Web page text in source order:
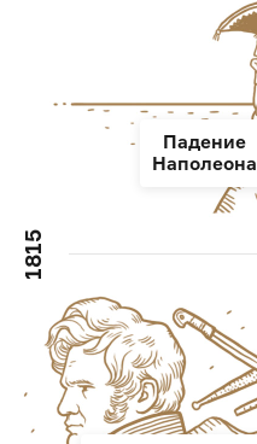
1815
Падение
Наполеона